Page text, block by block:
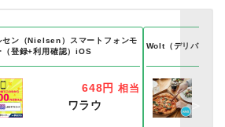
セン（Nielsen）スマートフォンモ
（登録+利用確認）iOS
648円 相当
ワラウ
Wolt（デリバリー